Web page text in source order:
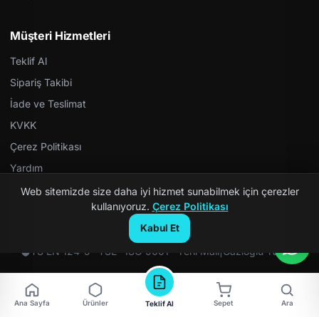
Müşteri Hizmetleri
Teklif Al
Sipariş Takibi
İade ve Teslimat
KVKK
Çerez Politikası
Yardım
© 2026 Kompozit Rögar. Tüm hakları saklıdır.
TS EN 124-5 · TSE · ISO 9001 · Yerli Malı|Gazioğlu Yazılım
Ana Sayfa Ürünler Teklif Al Sepet Ara
Web sitemizde size daha iyi hizmet sunabilmek için çerezler
kullanıyoruz. Çerez Politikası
Kabul Et